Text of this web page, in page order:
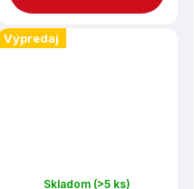
Výpredaj
Skladom (>5 ks)